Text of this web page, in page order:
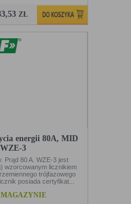
ZŁ
energii 80A, MID
3
Prąd 80 A. WZE-3 jest
wzorcowanym licznikiem
trójfazowego
posiada certyfikat...